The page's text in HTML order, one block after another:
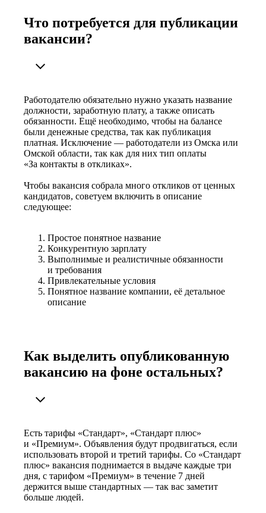
Что потребуется для публикации
вакансии?
Работодателю обязательно нужно указать название
должности, заработную плату, а также описать
обязанности. Ещё необходимо, чтобы на балансе
были денежные средства, так как публикация
платная. Исключение — работодатели из Омска или
Омской области, так как для них тип оплаты
«За контакты в откликах».
Чтобы вакансия собрала много откликов от ценных
кандидатов, советуем включить в описание
следующее:
Простое понятное название
Конкурентную зарплату
Выполнимые и реалистичные обязанности
и требования
Привлекательные условия
Понятное название компании, её детальное
описание
Как выделить опубликованную
вакансию на фоне остальных?
Есть тарифы «Стандарт», «Стандарт плюс»
и «Премиум». Объявления будут продвигаться, если
использовать второй и третий тарифы. Со «Стандарт
плюс» вакансия поднимается в выдаче каждые три
дня, с тарифом «Премиум» в течение 7 дней
держится выше стандартных — так вас заметит
больше людей.